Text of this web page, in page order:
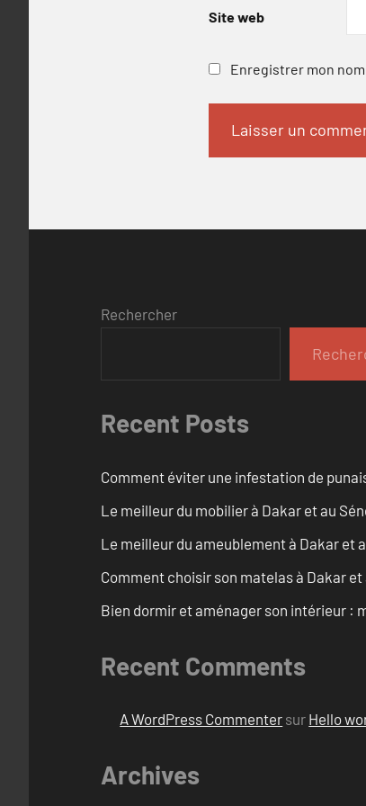
Site web
Enregistrer mon
Rechercher
Recent Posts
Comment éviter une infestation de
Le meilleur du mobilier à Dakar et au
Le meilleur du ameublement à Dakar et
Comment choisir son matelas à Dakar et
Bien dormir et aménager son intérieur :
Recent Comments
A WordPress Commenter sur Hello
Archives